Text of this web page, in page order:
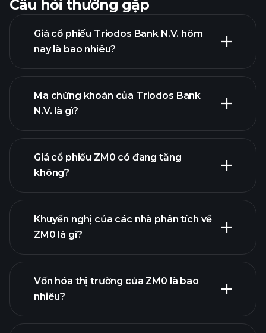
Câu hỏi thường gặp
Giá cổ phiếu Triodos Bank N.V. hôm
nay là bao nhiêu?
cao
Mã chứng khoán của Triodos Bank
N.V. là gì?
Giá cổ phiếu ZM0 có đang tăng
không?
Khuyến nghị của các nhà phân tích về
ZM0 là gì?
Vốn hóa thị trường của ZM0 là bao
nhiêu?